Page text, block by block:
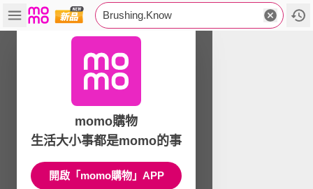
Brushing.Know
momo購物
生活大小事都是momo的事
開啟「momo購物」APP